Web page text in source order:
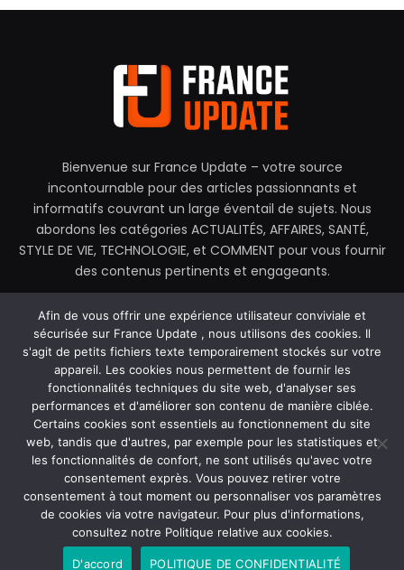
Bienvenue sur France Update – votre source
incontournable pour des articles passionnants et
informatifs couvrant un large éventail de sujets. Nous
abordons les catégories ACTUALITÉS, AFFAIRES, SANTÉ,
STYLE DE VIE, TECHNOLOGIE, et COMMENT pour vous fournir
des contenus pertinents et engageants.
contactez@franceupdate.fr
Facebook
X
(Twitter)
Instagram
MAISON
À PROPOS DE NOUS
POLITIQUE DE CONFIDENTIALITÉ
CONTACTEZ-NOUS
CONDITIONS GÉNÉRALES D’UTILISATION (CGU)
© 2026 France Update. Tous droits réservés.
Afin de vous offrir une expérience utilisateur conviviale et
sécurisée sur France Update , nous utilisons des cookies. Il
s'agit de petits fichiers texte temporairement stockés sur votre
appareil. Les cookies nous permettent de fournir les
fonctionnalités techniques du site web, d'analyser ses
performances et d'améliorer son contenu de manière ciblée.
Certains cookies sont essentiels au fonctionnement du site
web, tandis que d'autres, par exemple pour les statistiques et
les fonctionnalités de confort, ne sont utilisés qu'avec votre
consentement exprès. Vous pouvez retirer votre
consentement à tout moment ou personnaliser vos paramètres
de cookies via votre navigateur. Pour plus d'informations,
consultez notre Politique relative aux cookies.
D'accord POLITIQUE DE CONFIDENTIALITÉ